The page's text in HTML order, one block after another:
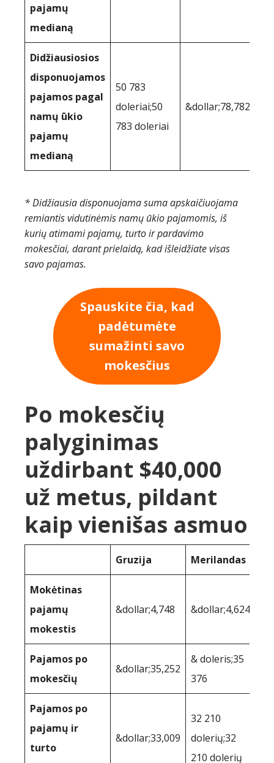
pajamų
medianą
Didžiausiosios
disponuojamos
pajamos pagal
namų ūkio
pajamų
medianą
50 783
doleriai;50
783 doleriai
&dollar;78,782
* Didžiausia disponuojama suma apskaičiuojama
remiantis vidutinėmis namų ūkio pajamomis, iš
kurių atimami pajamų, turto ir pardavimo
mokesčiai, darant prielaidą, kad išleidžiate visas
savo pajamas.
Spauskite čia, kad
padėtumėte
sumažinti savo
mokesčius
Po mokesčių
palyginimas
uždirbant $40,000
už metus, pildant
kaip vienišas asmuo
Gruzija Merilandas
Mokėtinas
pajamų
mokestis
&dollar;4,748 &dollar;4,624
Pajamos po
mokesčių
&dollar;35,252
& doleris;35
376
Pajamos po
pajamų ir
turto
&dollar;33,009
32 210
dolerių;32
210 dolerių